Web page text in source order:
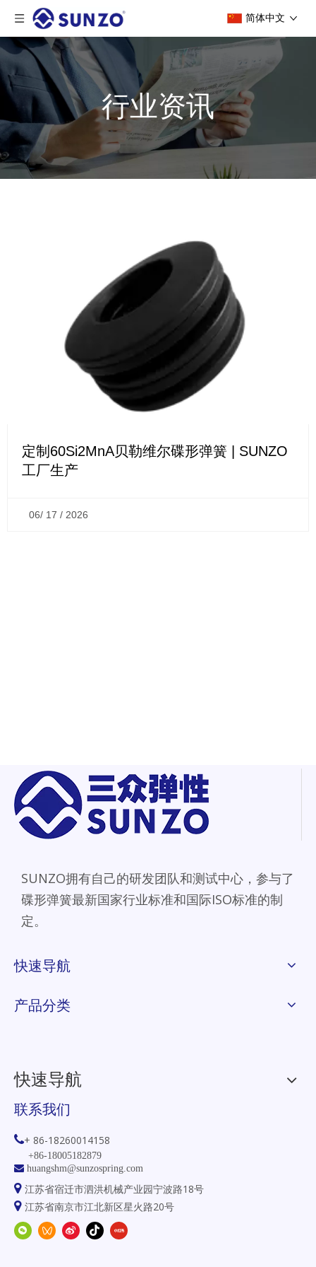
简体中文
行业资讯
定制60Si2MnA贝勒维尔碟形弹簧 | SUNZO
工厂生产
06/ 17 / 2026
SUNZO拥有自己的研发团队和测试中心，参与了
碟形弹簧最新国家行业标准和国际ISO标准的制
定。
快速导航
产品分类
快速导航
联系我们
+ 86-18260014158
+86-18005182879
 huangshm@sunzospring.com
 江苏省宿迁市泗洪机械产业园宁波路18号
 江苏省南京市江北新区星火路20号